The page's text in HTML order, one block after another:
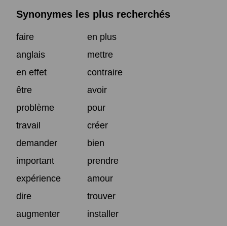
Synonymes les plus recherchés
faire
en plus
anglais
mettre
en effet
contraire
être
avoir
problème
pour
travail
créer
demander
bien
important
prendre
expérience
amour
dire
trouver
augmenter
installer